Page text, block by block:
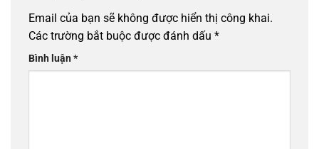
Email của bạn sẽ không được hiển thị công khai.
Các trường bắt buộc được đánh dấu *
Bình luận*